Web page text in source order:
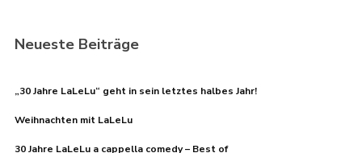
Neueste Beiträge
„30 Jahre LaLeLu“ geht in sein letztes halbes Jahr!
Weihnachten mit LaLeLu
30 Jahre LaLeLu a cappella comedy – Best of